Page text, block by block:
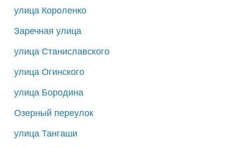
улица Короленко
Заречная улица
улица Станиславского
улица Огинского
улица Бородина
Озерный переулок
улица Тангаши